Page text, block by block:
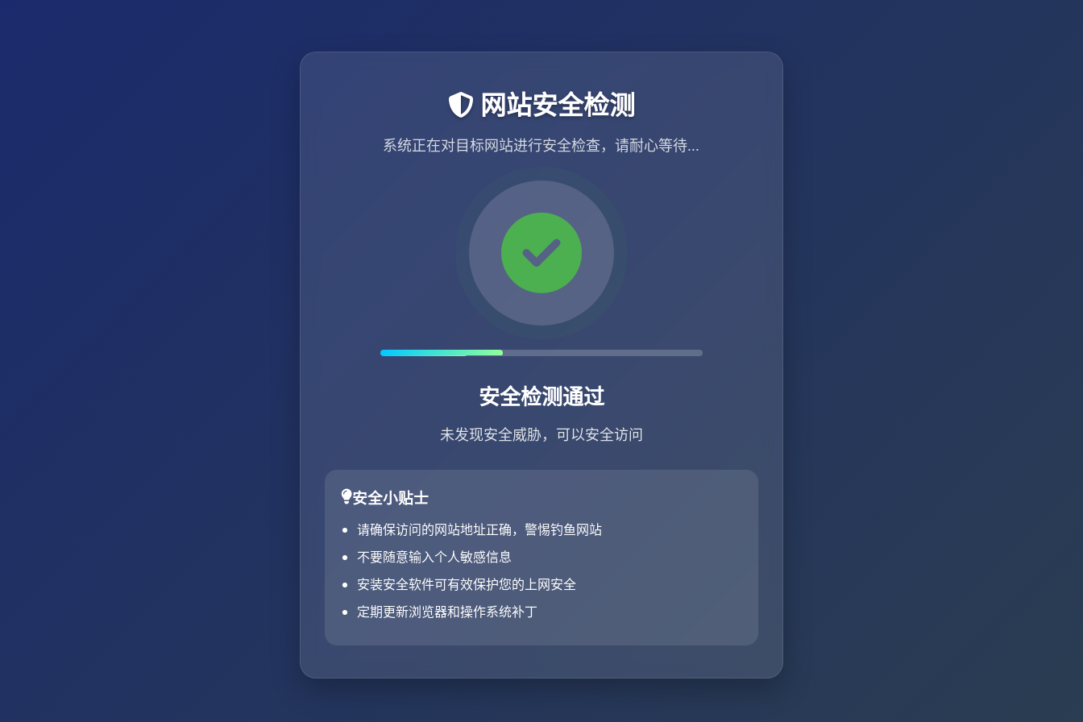
网站安全检测
系统正在对目标网站进行安全检查，请耐心等待...
安全检测通过
未发现安全威胁，可以安全访问
安全小贴士
请确保访问的网站地址正确，警惕钓鱼网站
不要随意输入个人敏感信息
安装安全软件可有效保护您的上网安全
定期更新浏览器和操作系统补丁